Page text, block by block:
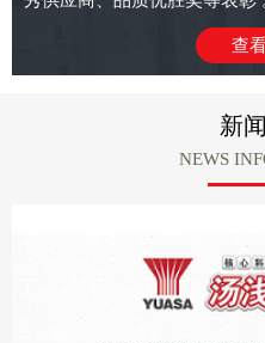
查
新
NEWS